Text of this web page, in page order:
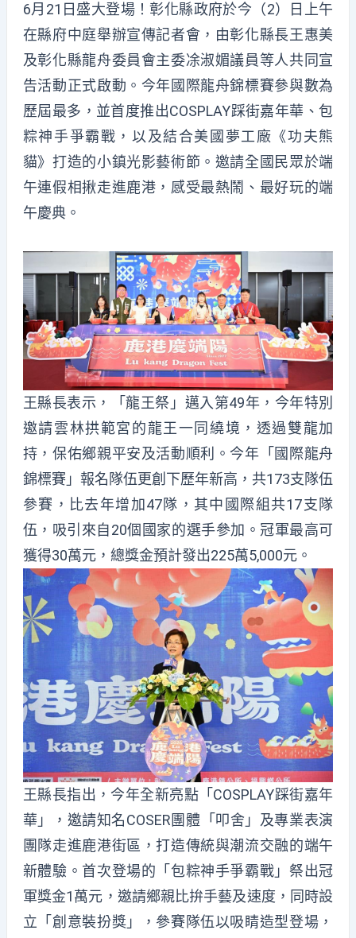
6月21日盛大登場！彰化縣政府於今（2）日上午
在縣府中庭舉辦宣傳記者會，由彰化縣長王惠美
及彰化縣龍舟委員會主委凃淑媚議員等人共同宣
告活動正式啟動。今年國際龍舟錦標賽參與數為
歷屆最多，並首度推出COSPLAY踩街嘉年華、包
粽神手爭霸戰，以及結合美國夢工廠《功夫熊
貓》打造的小鎮光影藝術節。邀請全國民眾於端
午連假相揪走進鹿港，感受最熱鬧、最好玩的端
午慶典。
王縣長表示，「龍王祭」邁入第49年，今年特別
邀請雲林拱範宮的龍王一同繞境，透過雙龍加
持，保佑鄉親平安及活動順利。今年「國際龍舟
錦標賽」報名隊伍更創下歷年新高，共173支隊伍
參賽，比去年增加47隊，其中國際組共17支隊
伍，吸引來自20個國家的選手參加。冠軍最高可
獲得30萬元，總獎金預計發出225萬5,000元。
王縣長指出，今年全新亮點「COSPLAY踩街嘉年
華」，邀請知名COSER團體「叩舍」及專業表演
團隊走進鹿港街區，打造傳統與潮流交融的端午
新體驗。首次登場的「包粽神手爭霸戰」祭出冠
軍獎金1萬元，邀請鄉親比拚手藝及速度，同時設
立「創意裝扮獎」，參賽隊伍以吸睛造型登場，